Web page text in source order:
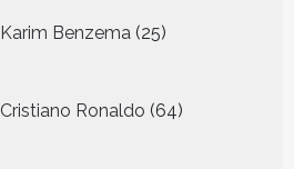
Karim Benzema 25
producten
Cristiano Ronaldo 64
producten